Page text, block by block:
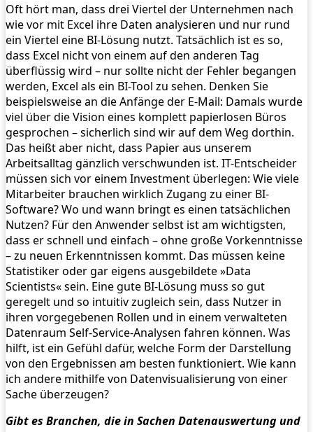
Oft hört man, dass drei Viertel der Unternehmen nach
wie vor mit Excel ihre Daten analysieren und nur rund
ein Viertel eine BI-Lösung nutzt. Tatsächlich ist es so,
dass Excel nicht von einem auf den anderen Tag
überflüssig wird – nur sollte nicht der Fehler begangen
werden, Excel als ein BI-Tool zu sehen. Denken Sie
beispielsweise an die Anfänge der E-Mail: Damals wurde
viel über die Vision eines komplett papierlosen Büros
gesprochen – sicherlich sind wir auf dem Weg dorthin.
Das heißt aber nicht, dass Papier aus unserem
Arbeitsalltag gänzlich verschwunden ist. IT-Entscheider
müssen sich vor einem Investment überlegen: Wie viele
Mitarbeiter brauchen wirklich Zugang zu einer BI-
Software? Wo und wann bringt es einen tatsächlichen
Nutzen? Für den Anwender selbst ist am wichtigsten,
dass er schnell und einfach – ohne große Vorkenntnisse
– zu neuen Erkenntnissen kommt. Das müssen keine
Statistiker oder gar eigens ausgebildete »Data
Scientists« sein. Eine gute BI-Lösung muss so gut
geregelt und so intuitiv zugleich sein, dass Nutzer in
ihren vorgegebenen Rollen und in einem verwalteten
Datenraum Self-Service-Analysen fahren können. Was
hilft, ist ein Gefühl dafür, welche Form der Darstellung
von den Ergebnissen am besten funktioniert. Wie kann
ich andere mithilfe von Datenvisualisierung von einer
Sache überzeugen?
Gibt es Branchen, die in Sachen Datenauswertung und